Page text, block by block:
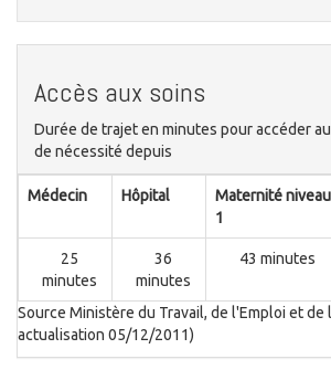
Accès aux soins
Durée de trajet en minutes pour accéder
de nécessité depuis
Médecin Hôpital
Maternité niveau
1
25
minutes
36
minutes
43 minutes
Source Ministère du Travail, de l'Emploi et de
actualisation 05/12/2011)